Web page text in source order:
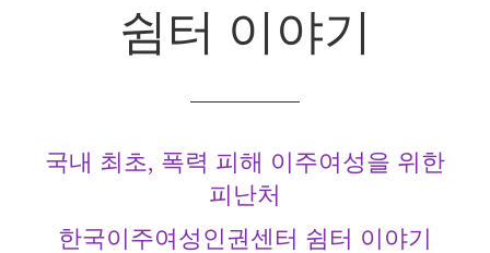
쉼터 이야기
국내 최초, 폭력 피해 이주여성을 위한
피난처
한국이주여성인권센터 쉼터 이야기